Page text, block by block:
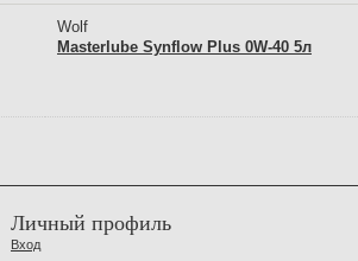
Wolf
Masterlube Synflow Plus 0W-40 5л
Личный профиль
Вход